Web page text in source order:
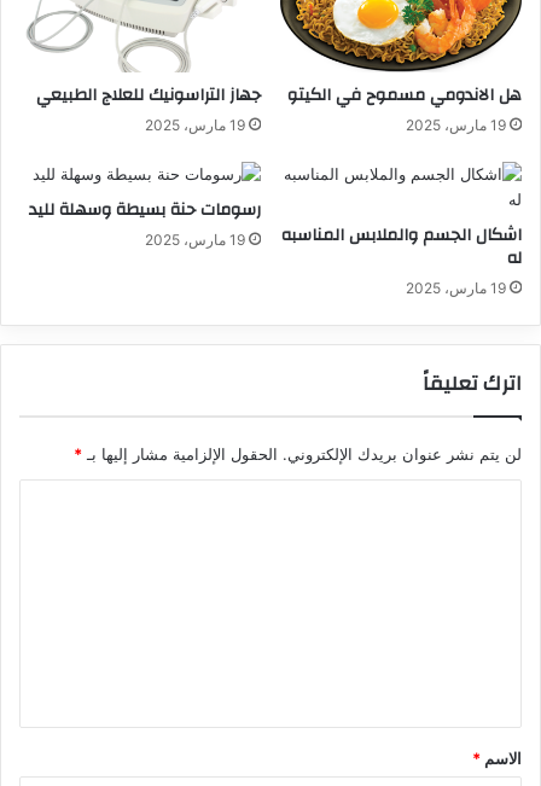
هل الاندومي مسموح في الكيتو
19 مارس، 2025
جهاز التراسونيك للعلاج الطبيعي
19 مارس، 2025
اشكال الجسم والملابس المناسبه
له
19 مارس، 2025
رسومات حنة بسيطة وسهلة لليد
19 مارس، 2025
اترك تعليقاً
لن يتم نشر عنوان بريدك الإلكتروني. الحقول الإلزامية مشار إليها بـ *
*
الاسم *